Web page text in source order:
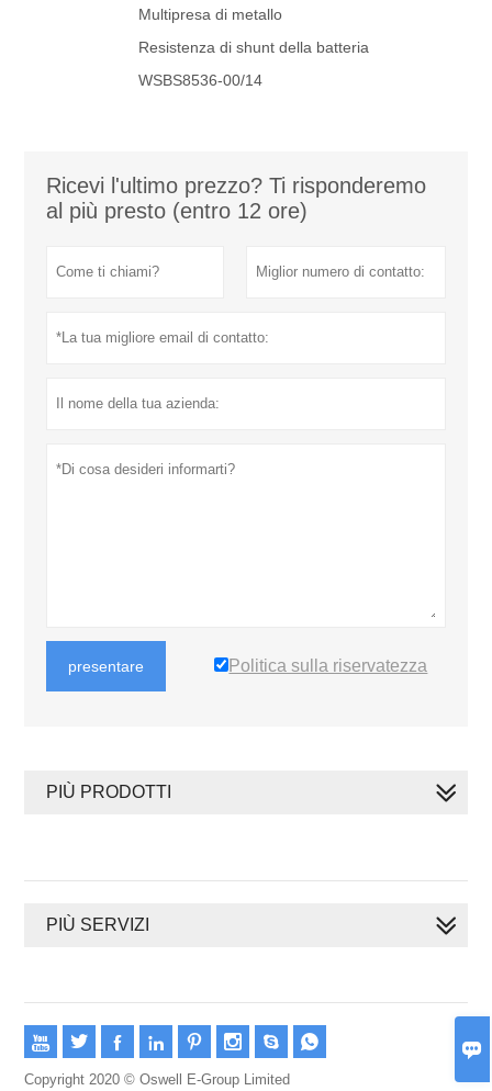

Multipresa di metallo
Resistenza di shunt della batteria
WSBS8536-00/14
Ricevi l'ultimo prezzo? Ti risponderemo
al più presto (entro 12 ore)
presentare Politica sulla riservatezza
PIÙ PRODOTTI
PIÙ SERVIZI
       
Copyright 2020 © Oswell E-Group Limited